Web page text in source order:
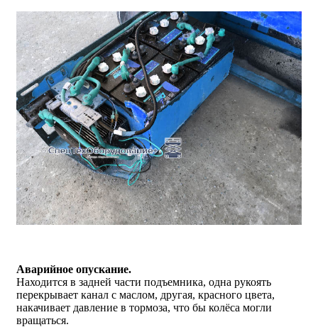
Аварийное опускание.
Находится в задней части подъемника, одна рукоять
перекрывает канал с маслом, другая, красного цвета,
накачивает давление в тормоза, что бы колёса могли
вращаться.